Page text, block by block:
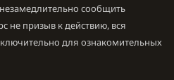
сообщить
не призыв к действию, вся
для ознакомительных